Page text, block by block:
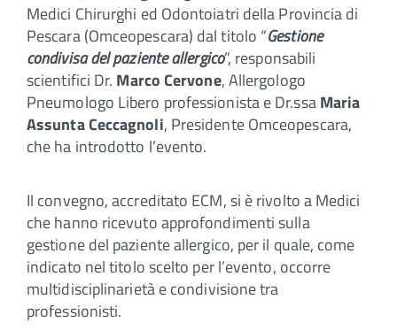
Medici Chirurghi ed Odontoiatri della Provincia di
Pescara (Omceopescara) dal titolo “Gestione
condivisa del paziente allergico”, responsabili
scientifici Dr. Marco Cervone, Allergologo
Pneumologo Libero professionista e Dr.ssaMaria
Assunta Ceccagnoli, Presidente Omceopescara,
che ha introdotto l’evento.
Il convegno, accreditato ECM, si è rivolto a Medici
che hanno ricevuto approfondimenti sulla
gestione del paziente allergico, per il quale, come
indicato nel titolo scelto per l’evento, occorre
multidisciplinarietà e condivisione tra
professionisti.